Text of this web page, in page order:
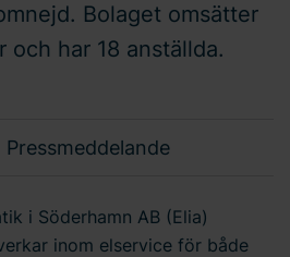
Bolaget omsätter
och har 18 anställda.
Pressmeddelande
i Söderhamn AB (Elia)
inom elservice för både